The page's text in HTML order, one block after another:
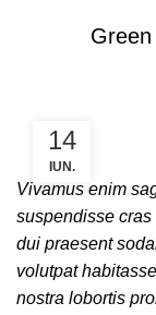
14
IUN.
Vivamus enim
suspendisse
dui praesent
volutpat
nostra lobortis